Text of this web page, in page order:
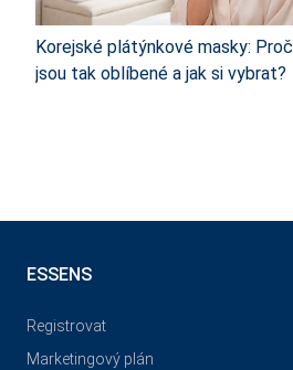
Korejské plátýnkové masky: Proč
jsou tak oblíbené a jak si vybrat?
ESSENS
Registrovat
Marketingový plán